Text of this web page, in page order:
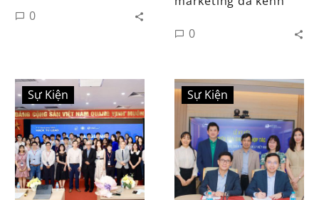
0
0
Sự Kiện Sự Kiện